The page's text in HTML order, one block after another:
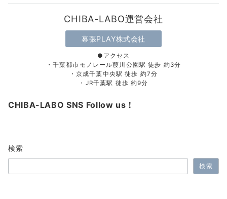
CHIBA-LABO運営会社
幕張PLAY株式会社
●アクセス
・千葉都市モノレール葭川公園駅 徒歩 約3分
・京成千葉中央駅 徒歩 約7分
・JR千葉駅 徒歩 約9分
CHIBA-LABO SNS Follow us！
検索
検索